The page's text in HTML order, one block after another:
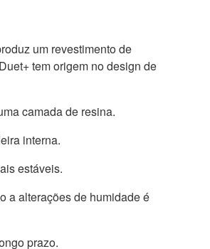
um revestimento de
tem origem no design de
camada de resina.
interna.
estáveis.
a alterações de humidade é
prazo.